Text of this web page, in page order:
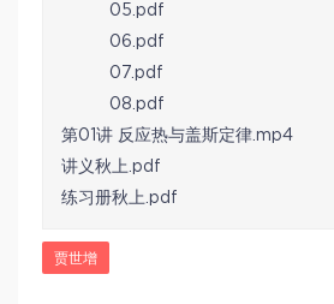
05.pdf
06.pdf
07.pdf
08.pdf
第01讲 反应热与盖斯定律.mp4
讲义秋上.pdf
练习册秋上.pdf
贾世增